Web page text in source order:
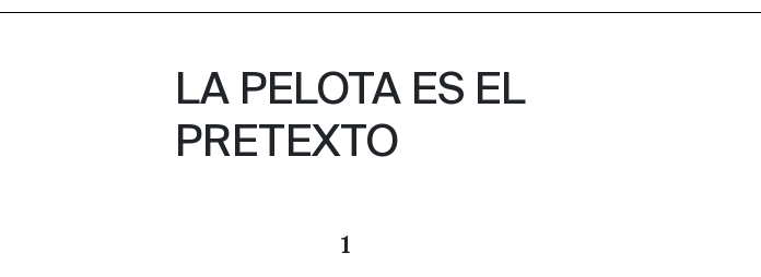
LA PELOTA ES EL
PRETEXTO
1